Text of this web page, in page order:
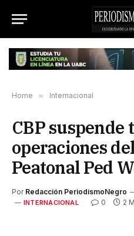
Home » Internacional
CBP
operaciones
Peatonal Ped
Por Redacción PeriodismoNegro
INTERNACIONAL 0 2